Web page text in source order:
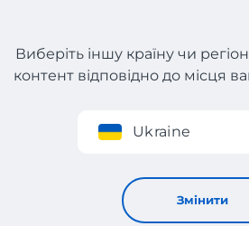
Реєстрація
Виберіть іншу країну чи
контент відповідно до місця
Ukraine
Змінити
Маршрутизатори з Німеччини з